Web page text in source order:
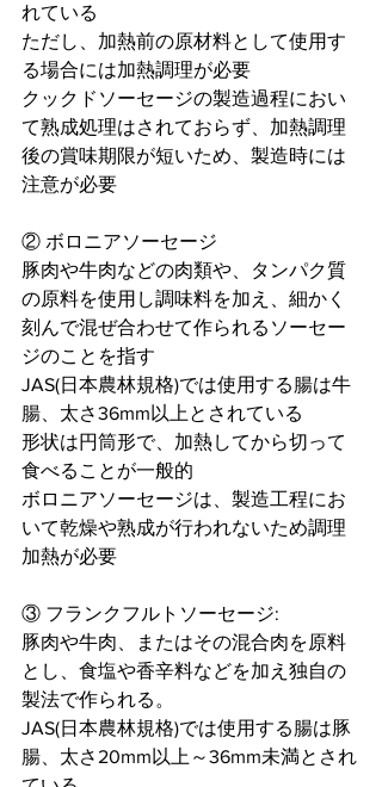
れている
ただし、加熱前の原材料として使用す
る場合には加熱調理が必要
クックドソーセージの製造過程におい
て熟成処理はされておらず、加熱調理
後の賞味期限が短いため、製造時には
注意が必要
② ボロニアソーセージ
豚肉や牛肉などの肉類や、タンパク質
の原料を使用し調味料を加え、細かく
刻んで混ぜ合わせて作られるソーセー
ジのことを指す
JAS(日本農林規格)では使用する腸は牛
腸、太さ36mm以上とされている
形状は円筒形で、加熱してから切って
食べることが一般的
ボロニアソーセージは、製造工程にお
いて乾燥や熟成が行われないため調理
加熱が必要
③ フランクフルトソーセージ:
豚肉や牛肉、またはその混合肉を原料
とし、食塩や香辛料などを加え独自の
製法で作られる。
JAS(日本農林規格)では使用する腸は豚
腸、太さ20mm以上～36mm未満とされ